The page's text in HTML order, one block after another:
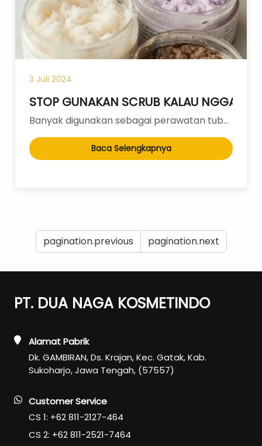
3 Juli 2024
STOP GUNAKAN SCRUB KALAU NGGAK
Banyak digunakan sebagai perawatan tubuh perempuan, sudah tahu belum manfaat menggunakan body scrub...
Baca Selengkapnya
pagination.previous pagination.next
PT. DUA NAGA KOSMETINDO
Alamat Pabrik
Dk. GAMBIRAN, Ds. Krajan, Kec. Gatak, Kab.
Sukoharjo, Jawa Tengah, (57557)
Customer Service
CS 1: +62 811-2127-464
CS 2: +62 811-2521-7464